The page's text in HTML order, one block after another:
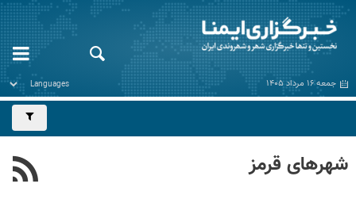
جمعه ۱۶ مرداد ۱۴۰۵
شهرهای قرمز